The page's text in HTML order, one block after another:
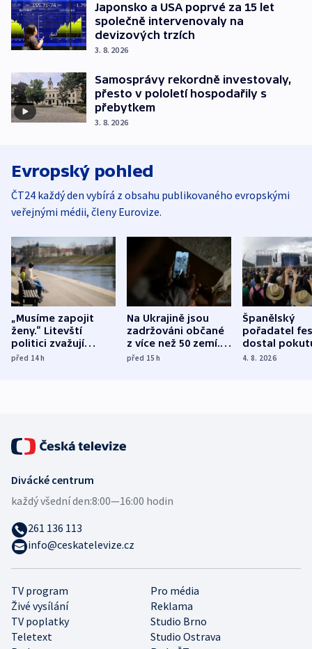
Japonsko a USA poprvé za 15 let
společně intervenovaly na
devizových trzích
3. 8. 2026
Samosprávy rekordně investovaly,
přesto v pololetí hospodařily s
přebytkem
3. 8. 2026
Evropský pohled
ČT24 každý den vybírá z obsahu publikovaného evropskými
veřejnými médii, členy Eurovize.
„Musíme zapojit
ženy.“ Litevští
politici zvažují
dohodu o
před 14h
Na Ukrajině jsou
zadržováni občané
z více než 50 zemí.
Bojovali na straně
před 15h
Španělský
pořadatel
dostal
nekalé
4. 8. 2026
TV program
Pro média
Živé vysílání
Reklama
TV poplatky
Studio Brno
Teletext
Studio Ostrava
Divácké centrum
každý všední den:8:00—16:00 hodin
261 136 113
info@ceskatelevize.cz